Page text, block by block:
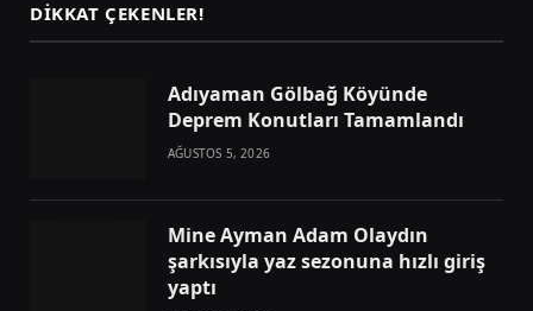
DIKKAT ÇEKENLER!
Adıyaman Gölbağ Köyünde
Deprem Konutları Tamamlandı
AĞUSTOS 5, 2026
Mine Ayman Adam Olaydın
şarkısıyla yaz sezonuna hızlı giriş
yaptı